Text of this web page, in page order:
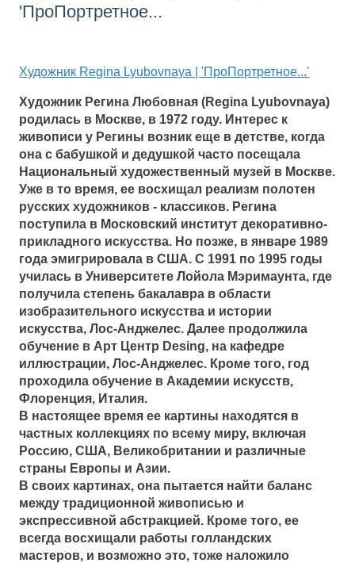
'ПроПортретное...
Художник Regina Lyubovnaya | 'ПроПортретное...'
Художник Регина Любовная (Regina Lyubovnaya)
родилась в Москве, в 1972 году. Интерес к
живописи у Регины возник еще в детстве, когда
она с бабушкой и дедушкой часто посещала
Национальный художественный музей в Москве.
Уже в то время, ее восхищал реализм полотен
русских художников - классиков. Регина
поступила в Московский институт декоративно-
прикладного искусства. Но позже, в январе 1989
года эмигрировала в США. С 1991 по 1995 годы
училась в Университете Лойола Мэримаунта, где
получила степень бакалавра в области
изобразительного искусства и истории
искусства, Лос-Анджелес. Далее продолжила
обучение в Арт Центр Desing, на кафедре
иллюстрации, Лос-Анджелес. Кроме того, год
проходила обучение в Академии искусств,
Флоренция, Италия.
В настоящее время ее картины находятся в
частных коллекциях по всему миру, включая
Россию, США, Великобритании и различные
страны Европы и Азии.
В своих картинах, она пытается найти баланс
между традиционной живописью и
экспрессивной абстракцией. Кроме того, ее
всегда восхищали работы голландских
мастеров, и возможно это, тоже наложило